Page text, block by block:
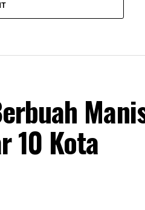
10 Kota